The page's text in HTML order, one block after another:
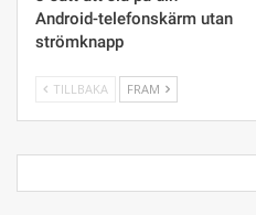
Android-telefonskärm utan
strömknapp
TILLBAKA FRAM